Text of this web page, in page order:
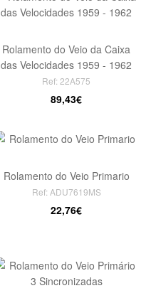
Rolamento do Veio da Caixa
das Velocidades 1959 - 1962
Ref: 22A575
89,43€
Rolamento do Veio Primario
Ref: ADU7619MS
22,76€